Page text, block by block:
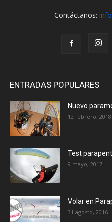
Contáctanos:
ENTRADAS POPULARES
Nuevo
12 febrero, 2018
Test
9 mayo, 2017
Volar en
31 agosto, 2016